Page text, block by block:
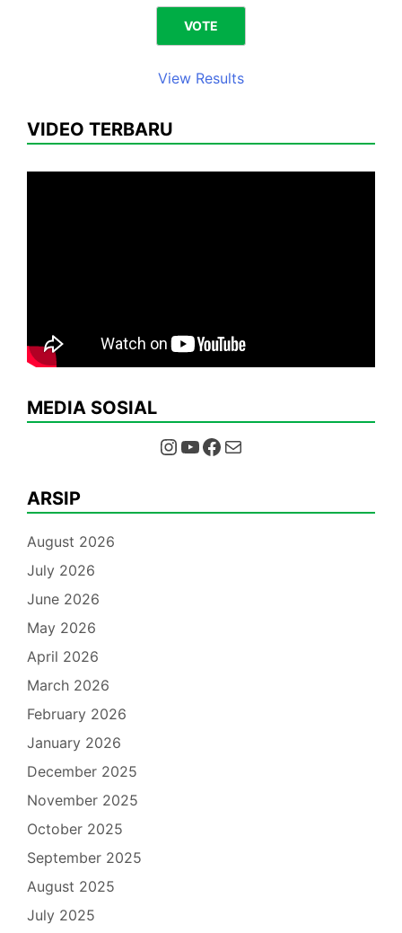
View Results
VIDEO TERBARU
MEDIA SOSIAL
Instagram YouTube Facebook Mail
ARSIP
August 2026
July 2026
June 2026
May 2026
April 2026
March 2026
February 2026
January 2026
December 2025
November 2025
October 2025
September 2025
August 2025
July 2025